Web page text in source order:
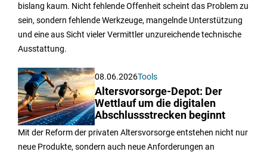
bislang kaum. Nicht fehlende Offenheit scheint das Problem zu
sein, sondern fehlende Werkzeuge, mangelnde Unterstützung
und eine aus Sicht vieler Vermittler unzureichende technische
Ausstattung.
08.06.2026Tools
Altersvorsorge-Depot: Der
Wettlauf um die digitalen
Abschlussstrecken beginnt
Mit der Reform der privaten Altersvorsorge entstehen nicht nur
neue Produkte, sondern auch neue Anforderungen an